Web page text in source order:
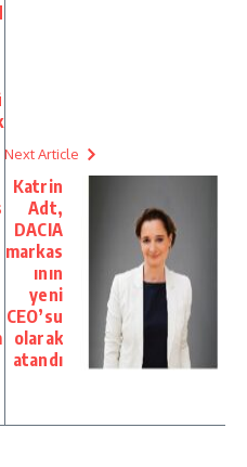
Next Article
Katrin
Adt,
DACIA
markas
ının
yeni
CEO’su
olarak
atandı